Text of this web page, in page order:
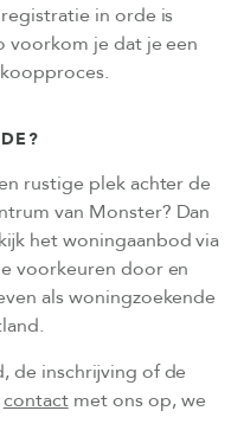
in orde is
voorkom je dat je een
rustige plek achter de
van Monster? Dan
het woningaanbod via
voorkeuren door en
als woningzoekende
de inschrijving of de
contactmet ons op, we